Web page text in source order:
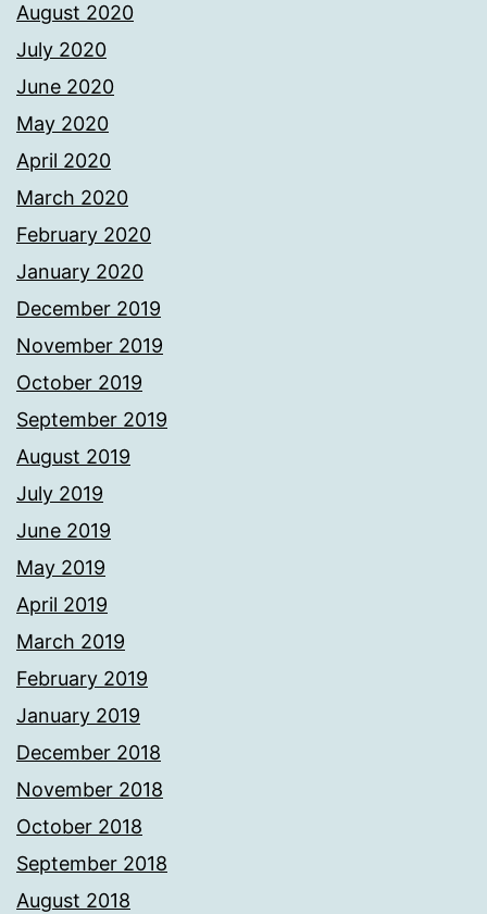
August 2020
July 2020
June 2020
May 2020
April 2020
March 2020
February 2020
January 2020
December 2019
November 2019
October 2019
September 2019
August 2019
July 2019
June 2019
May 2019
April 2019
March 2019
February 2019
January 2019
December 2018
November 2018
October 2018
September 2018
August 2018